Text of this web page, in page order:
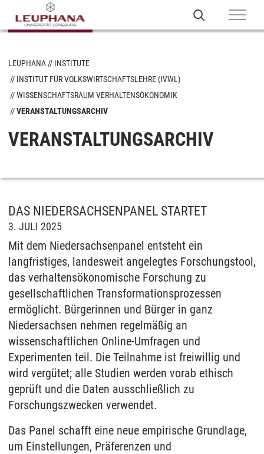
LEUPHANA
INSTITUTE
INSTITUT FÜR VOLKSWIRTSCHAFTSLEHRE (IVWL)
WISSENSCHAFTSRAUM VERHALTENSÖKONOMIK
VERANSTALTUNGSARCHIV
VERANSTALTUNGSARCHIV
DAS NIEDERSACHSENPANEL STARTET
3. JULI 2025
Mit dem Niedersachsenpanel entsteht ein
langfristiges, landesweit angelegtes Forschungstool,
das verhaltensökonomische Forschung zu
gesellschaftlichen Transformationsprozessen
ermöglicht. Bürgerinnen und Bürger in ganz
Niedersachsen nehmen regelmäßig an
wissenschaftlichen Online-Umfragen und
Experimenten teil. Die Teilnahme ist freiwillig und
wird vergütet; alle Studien werden vorab ethisch
geprüft und die Daten ausschließlich zu
Forschungszwecken verwendet.
Das Panel schafft eine neue empirische Grundlage,
um Einstellungen, Präferenzen und